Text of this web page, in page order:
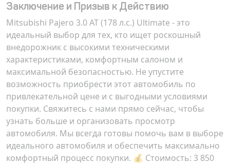
Заключение и Призыв к Действию
Mitsubishi Pajero 3.0 AT (178 л.с.) Ultimate - это
идеальный выбор для тех, кто ищет роскошный
внедорожник с высокими техническими
характеристиками, комфортным салоном и
максимальной безопасностью. Не упустите
возможность приобрести этот автомобиль по
привлекательной цене и с выгодными условиями
покупки. Свяжитесь с нами прямо сейчас, чтобы
узнать больше и организовать просмотр
автомобиля. Мы всегда готовы помочь вам в выборе
идеального автомобиля и обеспечить максимально
комфортный процесс покупки. 💰 Стоимость: 3 850